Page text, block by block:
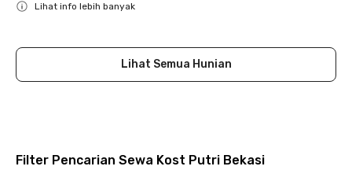
Lihat info lebih banyak
Lihat Semua Hunian
Filter Pencarian Sewa Kost Putri Bekasi